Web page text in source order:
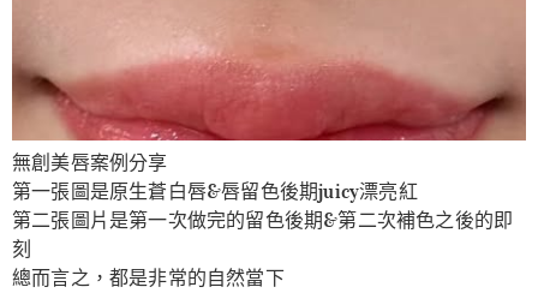
無創美唇案例分享
第一張圖是原生蒼白唇&唇留色後期juicy漂亮紅
第二張圖片是第一次做完的留色後期&第二次補色之後的即
刻
總而言之，都是非常的自然當下